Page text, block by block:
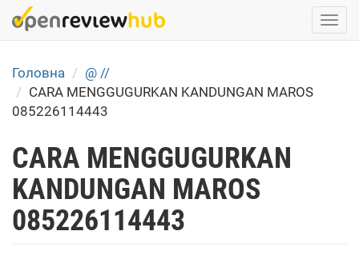
Skip
to
content
Головна
@ //
CARA MENGGUGURKAN KANDUNGAN MAROS
085226114443
CARA MENGGUGURKAN
KANDUNGAN MAROS
085226114443